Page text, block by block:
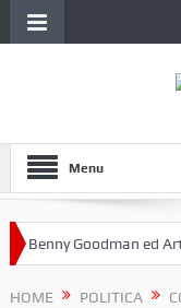
Menu
Goodman ed Artie
HOME POLITICA